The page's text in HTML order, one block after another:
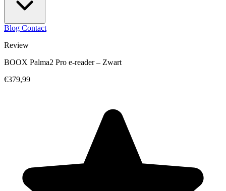
Blog Contact
Review
BOOX Palma2 Pro e-reader – Zwart
€379,99